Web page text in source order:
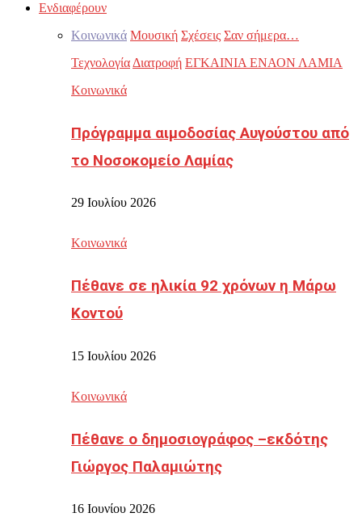
Ενδιαφέρουν
Κοινωνικά Μουσική Σχέσεις Σαν σήμερα…
Τεχνολογία Διατροφή ΕΓΚΑΙΝΙΑ ΕΝΑΟΝ ΛΑΜΙΑ
Κοινωνικά
Πρόγραμμα αιμοδοσίας Αυγούστου από
το Νοσοκομείο Λαμίας
29 Ιουλίου 2026
Κοινωνικά
Πέθανε σε ηλικία 92 χρόνων η Μάρω
Κοντού
15 Ιουλίου 2026
Κοινωνικά
Πέθανε ο δημοσιογράφος –εκδότης
Γιώργος Παλαμιώτης
16 Ιουνίου 2026